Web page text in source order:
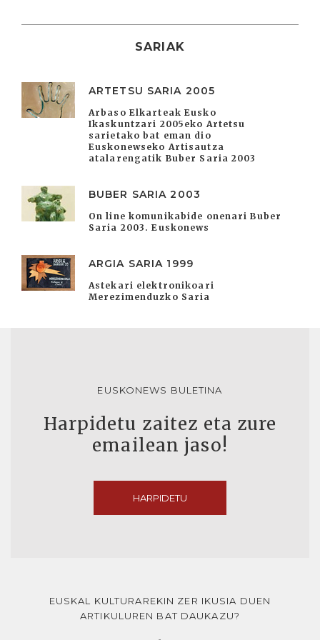
SARIAK
ARTETSU SARIA 2005
Arbaso Elkarteak Eusko
Ikaskuntzari 2005eko Artetsu
sarietako bat eman dio
Euskonewseko Artisautza
atalarengatik Buber Saria 2003
BUBER SARIA 2003
On line komunikabide onenari Buber
Saria 2003. Euskonews
ARGIA SARIA 1999
Astekari elektronikoari
Merezimenduzko Saria
EUSKONEWS BULETINA
Harpidetu zaitez eta zure
emailean jaso!
HARPIDETU
EUSKAL KULTURAREKIN ZER IKUSIA DUEN
ARTIKULUREN BAT DAUKAZU?